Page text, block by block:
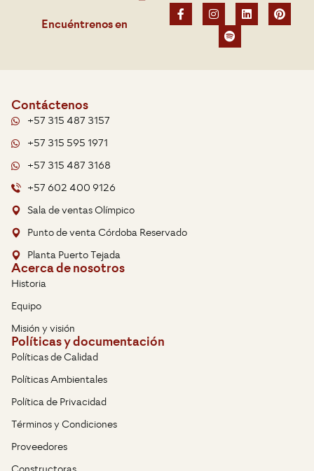
Encuéntrenos en
Contáctenos
+57 315 487 3157
+57 315 595 1971
+57 315 487 3168
+57 602 400 9126
Sala de ventas Olímpico
Punto de venta Córdoba Reservado
Planta Puerto Tejada
Acerca de nosotros
Historia
Equipo
Misión y visión
Políticas y documentación
Políticas de Calidad
Políticas Ambientales
Política de Privacidad
Términos y Condiciones
Proveedores